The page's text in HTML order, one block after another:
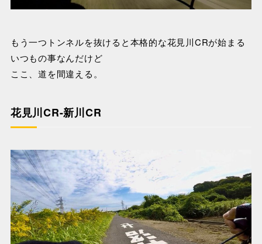
もう一つトンネルを抜けると本格的な花見川CRが始まる
いつもの事なんだけど
ここ、道を間違える。
花見川CR-新川CR